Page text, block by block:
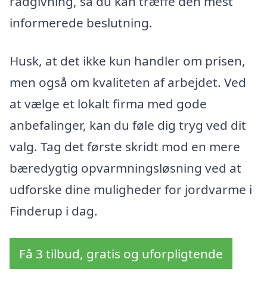
informerede beslutning.
Husk, at det ikke kun handler om prisen,
men også om kvaliteten af arbejdet. Ved
at vælge et lokalt firma med gode
anbefalinger, kan du føle dig tryg ved dit
valg. Tag det første skridt mod en mere
bæredygtig opvarmningsløsning ved at
udforske dine muligheder for jordvarme i
Finderup i dag.
Få 3 tilbud, gratis og uforpligtende